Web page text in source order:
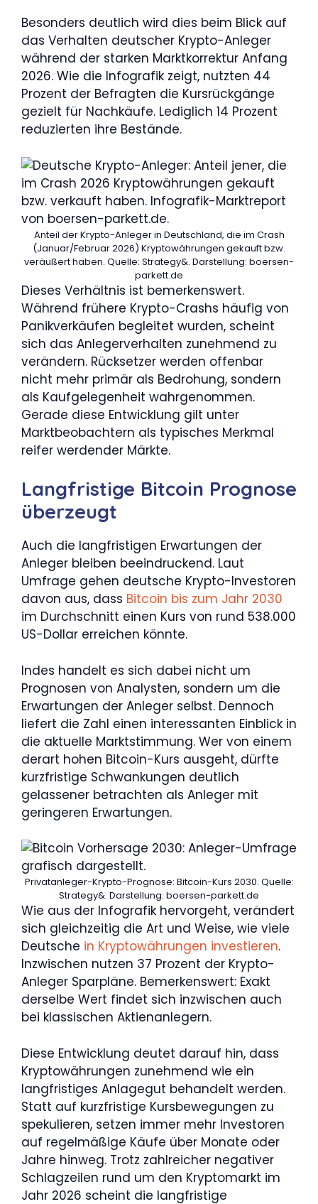
Besonders deutlich wird dies beim Blick auf
das Verhalten deutscher Krypto-Anleger
während der starken Marktkorrektur Anfang
2026. Wie die Infografik zeigt, nutzten 44
Prozent der Befragten die Kursrückgänge
gezielt für Nachkäufe. Lediglich 14 Prozent
reduzierten ihre Bestände.
Anteil der Krypto-Anleger in Deutschland, die im Crash
(Januar/Februar 2026) Kryptowährungen gekauft bzw.
veräußert haben. Quelle: Strategy&. Darstellung: boersen-
parkett.de
Dieses Verhältnis ist bemerkenswert.
Während frühere Krypto-Crashs häufig von
Panikverkäufen begleitet wurden, scheint
sich das Anlegerverhalten zunehmend zu
verändern. Rücksetzer werden offenbar
nicht mehr primär als Bedrohung, sondern
als Kaufgelegenheit wahrgenommen.
Gerade diese Entwicklung gilt unter
Marktbeobachtern als typisches Merkmal
reifer werdender Märkte.
Langfristige Bitcoin Prognose
überzeugt
Auch die langfristigen Erwartungen der
Anleger bleiben beeindruckend. Laut
Umfrage gehen deutsche Krypto-Investoren
davon aus, dass Bitcoin bis zum Jahr 2030
im Durchschnitt einen Kurs von rund 538.000
US-Dollar erreichen könnte.
Indes handelt es sich dabei nicht um
Prognosen von Analysten, sondern um die
Erwartungen der Anleger selbst. Dennoch
liefert die Zahl einen interessanten Einblick in
die aktuelle Marktstimmung. Wer von einem
derart hohen Bitcoin-Kurs ausgeht, dürfte
kurzfristige Schwankungen deutlich
gelassener betrachten als Anleger mit
geringeren Erwartungen.
Privatanleger-Krypto-Prognose: Bitcoin-Kurs 2030. Quelle:
Strategy&. Darstellung: boersen-parkett.de
Wie aus der Infografik hervorgeht, verändert
sich gleichzeitig die Art und Weise, wie viele
Deutsche in Kryptowährungen investieren.
Inzwischen nutzen 37 Prozent der Krypto-
Anleger Sparpläne. Bemerkenswert: Exakt
derselbe Wert findet sich inzwischen auch
bei klassischen Aktienanlegern.
Diese Entwicklung deutet darauf hin, dass
Kryptowährungen zunehmend wie ein
langfristiges Anlagegut behandelt werden.
Statt auf kurzfristige Kursbewegungen zu
spekulieren, setzen immer mehr Investoren
auf regelmäßige Käufe über Monate oder
Jahre hinweg. Trotz zahlreicher negativer
Schlagzeilen rund um den Kryptomarkt im
Jahr 2026 scheint die langfristige